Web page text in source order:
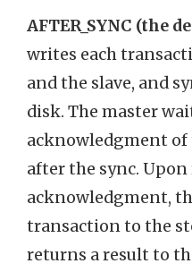
AFTER_SYNC (the
writes each
and the slave, and
disk. The master
acknowledgment
after the sync.
acknowledgment,
transaction to the
returns a result to